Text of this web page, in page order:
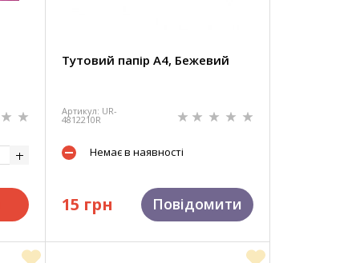
Тутовий папір А4, Бежевий
Артикул: UR-
4812210R
Немає в наявності
15 грн Повідомити